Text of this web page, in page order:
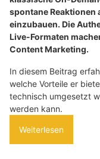
spontane Reaktionen
einzubauen. Die
Live-Formaten
Content Marketing.
In diesem Beitrag
welche Vorteile er
technisch umgesetzt
werden kann.
Weiterlesen